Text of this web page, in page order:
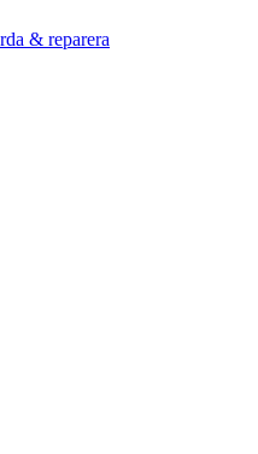
& reparera